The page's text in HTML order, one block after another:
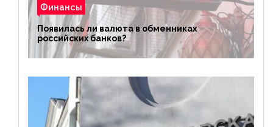
Финансы
Появилась ли валюта в обменниках
российских банков?